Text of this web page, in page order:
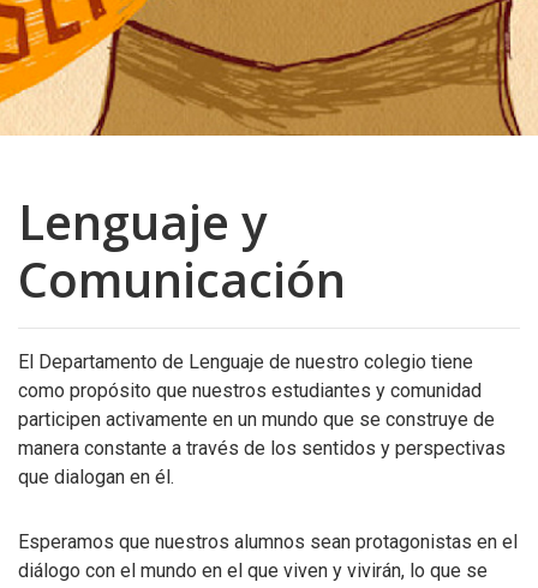
Lenguaje y
Comunicación
El Departamento de Lenguaje de nuestro colegio tiene
como propósito que nuestros estudiantes y comunidad
participen activamente en un mundo que se construye de
manera constante a través de los sentidos y perspectivas
que dialogan en él.
Esperamos que nuestros alumnos sean protagonistas en el
diálogo con el mundo en el que viven y vivirán, lo que se